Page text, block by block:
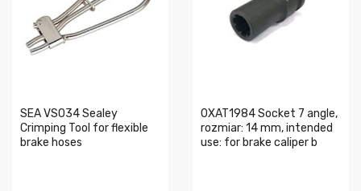
SEA VS034 Sealey
Crimping Tool for flexible
brake hoses
0XAT1984 Socket 7 angle,
rozmiar: 14 mm, intended
use: for brake caliper b